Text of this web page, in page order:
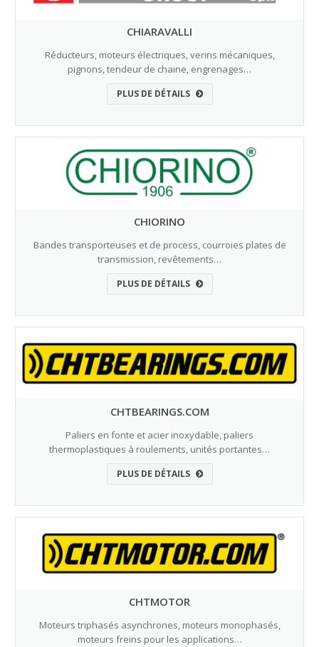
CHIARAVALLI
Réducteurs, moteurs électriques, verins mécaniques,
pignons, tendeur de chaine, engrenages…
PLUS DE DÉTAILS
CHIORINO
Bandes transporteuses et de process, courroies plates de
transmission, revêtements…
PLUS DE DÉTAILS
CHTBEARINGS.COM
Paliers en fonte et acier inoxydable, paliers
thermoplastiques à roulements, unités portantes…
PLUS DE DÉTAILS
CHTMOTOR
Moteurs triphasés asynchrones, moteurs monophasés,
moteurs freins pour les applications…